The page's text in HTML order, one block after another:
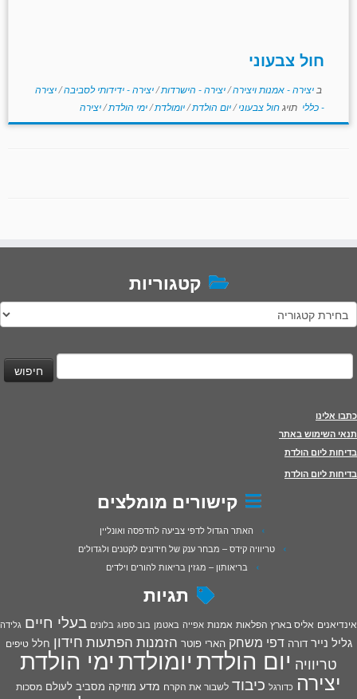
חול צבעוני
ב יצירה - אמנות ויצירה/יצירה - הישרדות/יצירה - ידידותי לסביבה/יצירה
- כללי תויגחול צבעוני/יום הולדת/יומולדת/ימי הולדת/יצירה
קטגוריות
קטגוריות
חיפוש:
כתבו אלינו
תנאי השימוש באתר
בדיחות ליום הולדת
בדיחות ליום הולדת
קישורים מומלצים
האתר הגדול לדפי צביעה להדפסה ואונליין
טריוויה קידס – מבחר ענק של חידונים לקטנים ולגדולים
בריאותון – מגזין בריאות להורים וילדים
תגיות
אינדיאנים אליס בארץ הפלאות אמנות אפייה באטמן בוב ספוג בלונים בעלי חיים גלידה
גליל נייר דורה דפי משחק הארי פוטר הזמנות הפתעות חידון חלל טיפים
טריוויה יום הולדתיומולדתימי הולדת
יצירה כדורגל כיבוד לשבור את הקרח מדע מוזיקה מסביב לעולם מסכות